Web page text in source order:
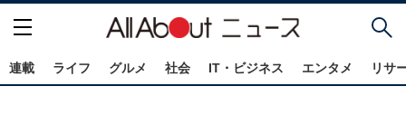
連載 ライフ グルメ 社会 IT・ビジネス エンタメ リサ